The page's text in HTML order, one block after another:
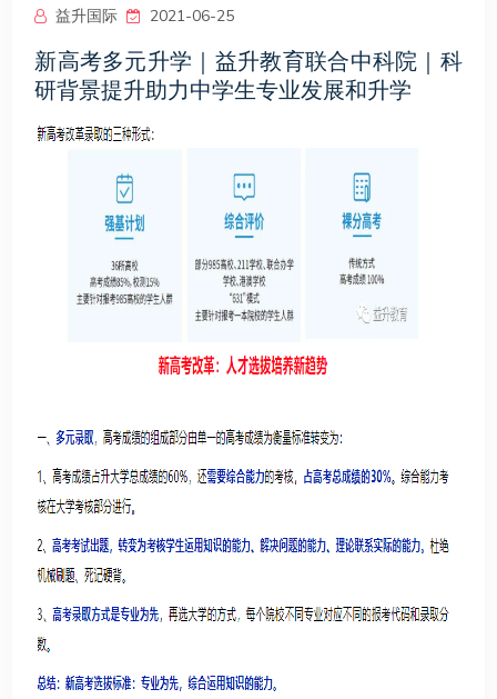
益升国际 2021-06-25
新高考多元升学｜益升教育联合中科院｜科
研背景提升助力中学生专业发展和升学